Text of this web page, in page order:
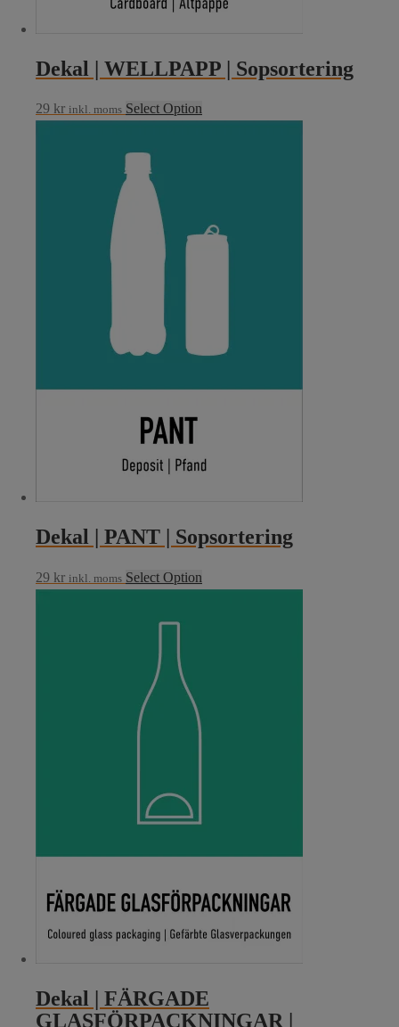
Dekal | WELLPAPP | Sopsortering
29 kr inkl. moms Select Option
Dekal | PANT | Sopsortering
29 kr inkl. moms Select Option
Dekal | FÄRGADE
GLASFÖRPACKNINGAR |